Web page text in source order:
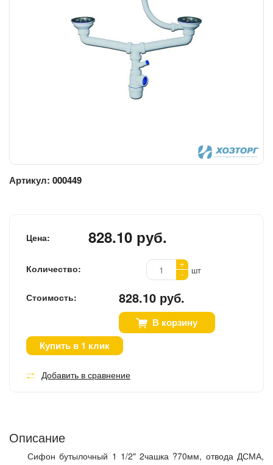
Артикул: 000449
Цена: 828.10 руб.
Количество:
+
-
шт
Стоимость: 828.10 руб.
В корзину
Купить в 1 клик
Добавить в сравнение
Описание
Сифон бутылочный 1 1/2" 2чашка ?70мм, отвода ДСМА,